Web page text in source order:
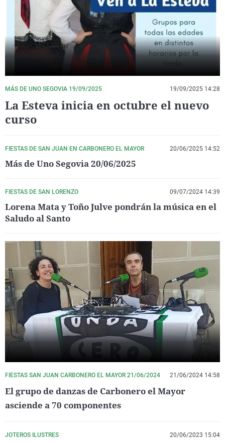
La rosa de los vientos
Gente viajera
Como el perro y el
Caso
Retornados
Equipo de
Operación Viuda
Extremadura
Galicia
La Rioja
Navarra
País Vasco
Virales
Televisión
Elecciones
MÁS DE UNO SEGOVIA 19/09/2025 19/09/2025 14:28
La Esteva inicia en octubre el nuevo
curso
FIESTAS DE SAN JUAN EN CARBONERO EL MAYOR 20/06/2025 14:52
Más de Uno Segovia 20/06/2025
FIESTAS DE SAN LORENZO 09/07/2024 14:39
Lorena Mata y Toño Julve pondrán la música en el
Saludo al Santo
FIESTAS SAN JUAN CARBONERO EL MAYOR 21/06/2024 21/06/2024 14:58
El grupo de danzas de Carbonero el Mayor
asciende a 70 componentes
JOTEROS ILUSTRES 20/06/2023 15:04